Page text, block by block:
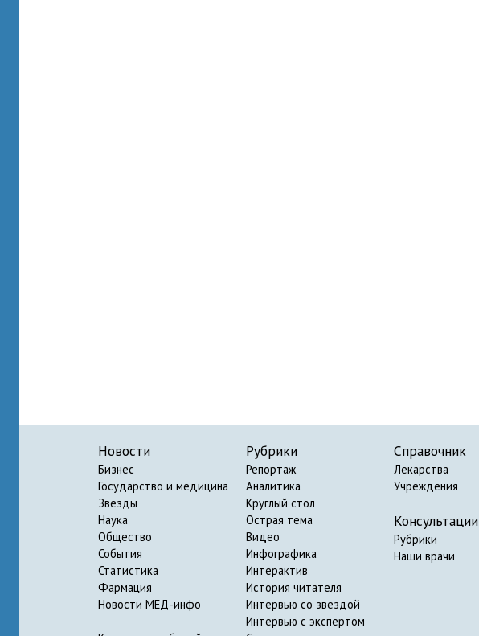
Новости
Бизнес
Государство и медицина
Звезды
Наука
Общество
События
Статистика
Фармация
Новости МЕД-инфо
Рубрики
Репортаж
Аналитика
Круглый стол
Острая тема
Видео
Инфографика
Интерактив
История читателя
Интервью со звездой
Интервью с экспертом
Справочник
Лекарства
Учреждения
Консультации
Рубрики
Наши врачи